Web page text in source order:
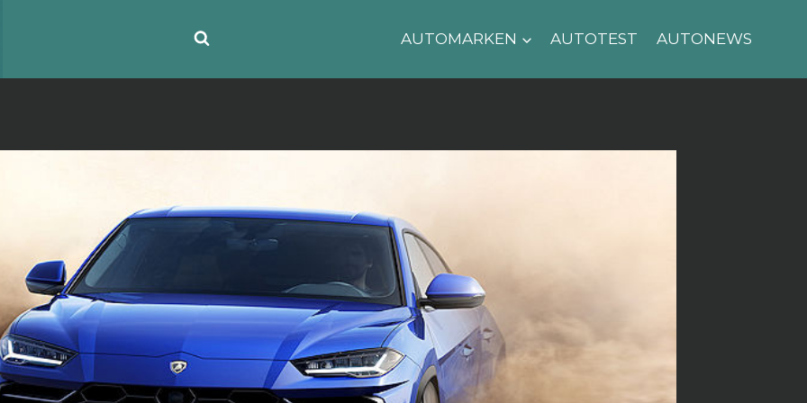
AUTOMARKEN AUTOTEST AUTONEWS